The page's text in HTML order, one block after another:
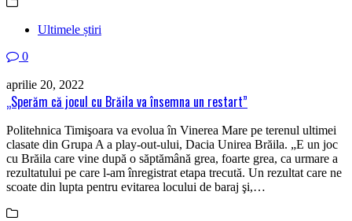
Ultimele știri
0
aprilie 20, 2022
„Sperăm că jocul cu Brăila va însemna un restart”
Politehnica Timişoara va evolua în Vinerea Mare pe terenul ultimei
clasate din Grupa A a play-out-ului, Dacia Unirea Brăila. „E un joc
cu Brăila care vine după o săptămână grea, foarte grea, ca urmare a
rezultatului pe care l-am înregistrat etapa trecută. Un rezultat care ne
scoate din lupta pentru evitarea locului de baraj şi,…